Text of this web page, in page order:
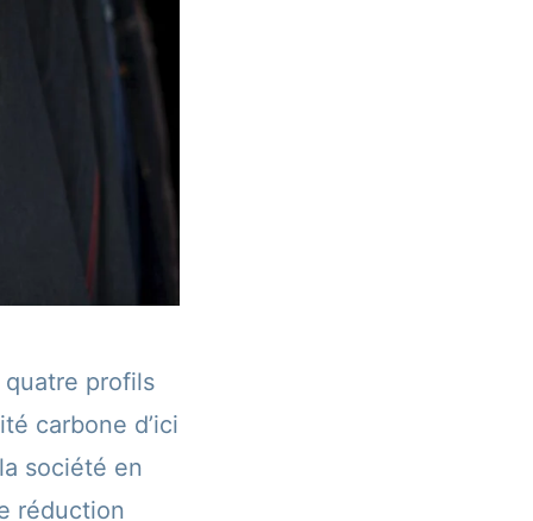
quatre profils
carbone d’ici
société en
réduction